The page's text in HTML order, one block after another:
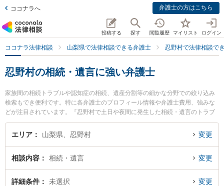
ココナラへ 弁護士の方はこちら
投稿する 探す 閲覧履歴 マイリスト ログイン
ココナラ法律相談 山梨県で法律相談できる弁護士 忍野村で法律相談で
忍野村の相続・遺言に強い弁護士
家族間の相続トラブルや認知症の相続、遺産分割等の細かな分野での絞り込み
検索もでき便利です。特に各弁護士のプロフィール情報や弁護士費用、強みな
どが注目されています。『忍野村で土日や夜間に発生した相続・遺言のトラブ
ルを今すぐに弁護士に相談したい』『相続・遺言のトラブル解決の実績豊富な
近くの弁護士を検索したい』『初回相談無料で相続・遺言を法律相談できる忍
エリア 山梨県、忍野村 変更
相談内容 相続・遺言 変更
詳細条件 未選択 変更